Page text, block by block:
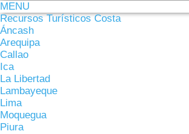
MENU
Recursos Turísticos Costa
Áncash
Arequipa
Callao
Ica
La Libertad
Lambayeque
Lima
Moquegua
Piura